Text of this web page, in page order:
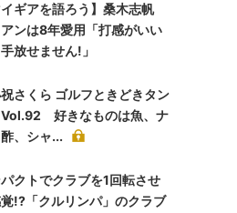
イギアを語ろう】桑木志帆
ンは8年愛用「打感がいい
放せません!」
祝さくら ゴルフときどきタン
好きなものは魚、ナ
、シャ...
クトでクラブを1回転させ
!?「クルリンパ」のクラブ